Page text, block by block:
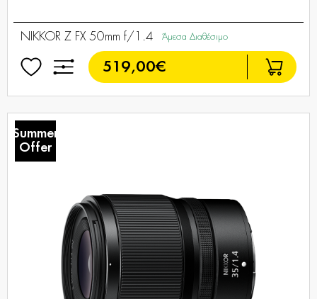
NIKKOR Z FX 50mm f/1.4 Άμεσα Διαθέσιμο
519,00€
Summer
Offer